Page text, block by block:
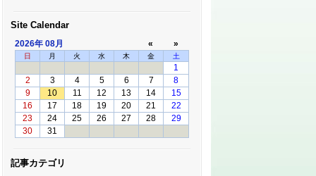
Site Calendar
2026年 08月 « »
日 月 火 水 木 金 土
1
2
3 4 5 6 7
8
9
10 11 12 13 14
15
16
17 18 19 20 21
22
23
24 25 26 27 28
29
30
31
記事カテゴリ